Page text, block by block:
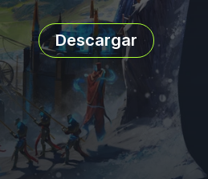
Descargar